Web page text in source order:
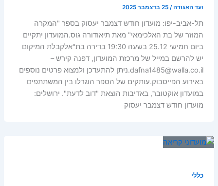
ועד האגודה/ 25 בדצמבר 2025
תל-אביב-יפו: מועדון חודש דצמבר יעסוק בספר "המקרה
המוזר של בת האלכימאי" מאת תיאודורה גוס.המועדון יתקיים
ביום חמישי 25.12 בשעה 19:30 בדירה בת"אלקבלת המיקום
יש להרשם במייל של מרכזת המועדון, דפנה קירש –
dafna1485@walla.co.il.ניתן להתעדכן ולמצוא פרטים נוספים
באירוע הפייסבוק.עותקים של הספר הוגרלו בין המשתתפים
במועדון אוקטובר, באדיבות הוצאת "דוב לדעת". ירושלים:
מועדון חודש דצמבר יעסוק
כללי